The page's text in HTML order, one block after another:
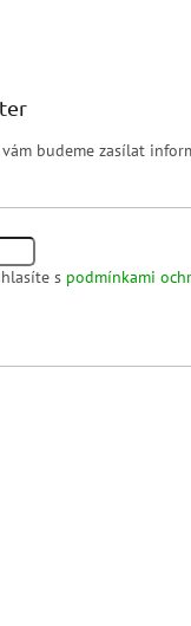
budeme zasílat
s podmínkami